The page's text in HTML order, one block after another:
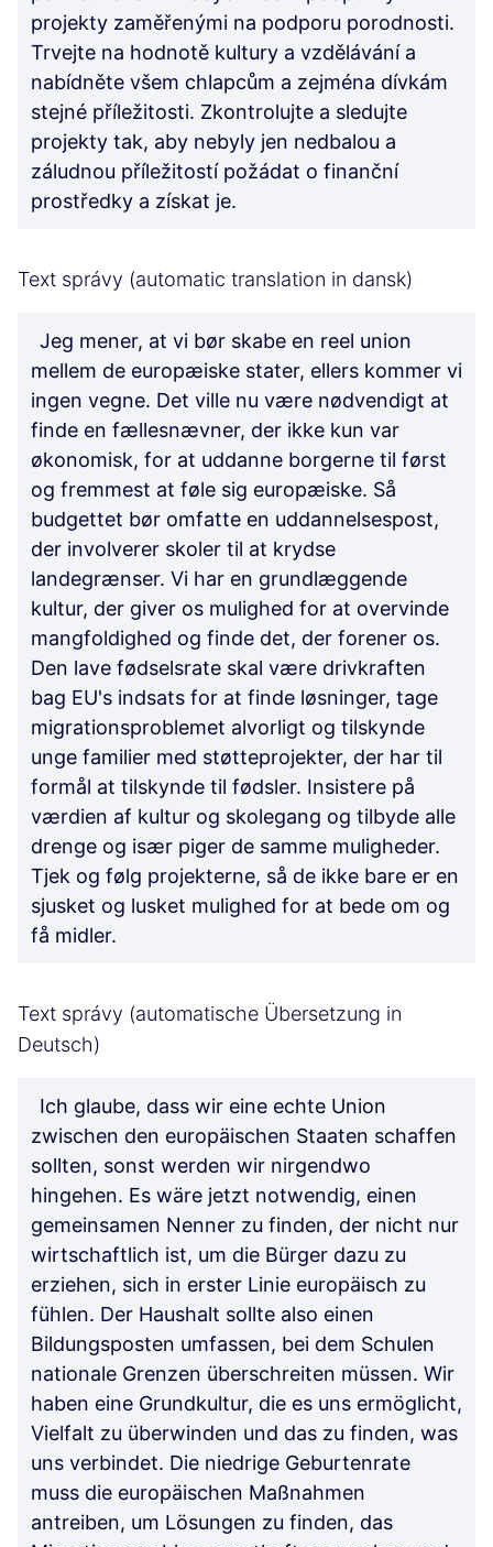
projekty zaměřenými na podporu porodnosti.
Trvejte na hodnotě kultury a vzdělávání a
nabídněte všem chlapcům a zejména dívkám
stejné příležitosti. Zkontrolujte a sledujte
projekty tak, aby nebyly jen nedbalou a
záludnou příležitostí požádat o finanční
prostředky a získat je.
Text správy (automatic translation in dansk)
Jeg mener, at vi bør skabe en reel union
mellem de europæiske stater, ellers kommer vi
ingen vegne. Det ville nu være nødvendigt at
finde en fællesnævner, der ikke kun var
økonomisk, for at uddanne borgerne til først
og fremmest at føle sig europæiske. Så
budgettet bør omfatte en uddannelsespost,
der involverer skoler til at krydse
landegrænser. Vi har en grundlæggende
kultur, der giver os mulighed for at overvinde
mangfoldighed og finde det, der forener os.
Den lave fødselsrate skal være drivkraften
bag EU's indsats for at finde løsninger, tage
migrationsproblemet alvorligt og tilskynde
unge familier med støtteprojekter, der har til
formål at tilskynde til fødsler. Insistere på
værdien af kultur og skolegang og tilbyde alle
drenge og især piger de samme muligheder.
Tjek og følg projekterne, så de ikke bare er en
sjusket og lusket mulighed for at bede om og
få midler.
Text správy (automatische Übersetzung in
Deutsch)
Ich glaube, dass wir eine echte Union
zwischen den europäischen Staaten schaffen
sollten, sonst werden wir nirgendwo
hingehen. Es wäre jetzt notwendig, einen
gemeinsamen Nenner zu finden, der nicht nur
wirtschaftlich ist, um die Bürger dazu zu
erziehen, sich in erster Linie europäisch zu
fühlen. Der Haushalt sollte also einen
Bildungsposten umfassen, bei dem Schulen
nationale Grenzen überschreiten müssen. Wir
haben eine Grundkultur, die es uns ermöglicht,
Vielfalt zu überwinden und das zu finden, was
uns verbindet. Die niedrige Geburtenrate
muss die europäischen Maßnahmen
antreiben, um Lösungen zu finden, das